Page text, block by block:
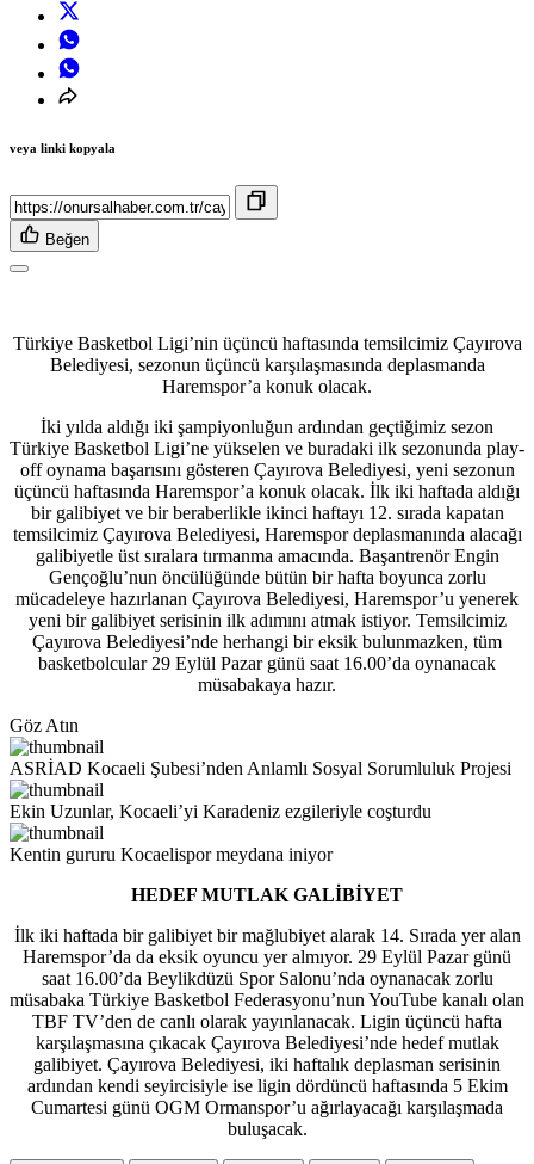
veya linki kopyala
Beğen
Türkiye Basketbol Ligi’nin üçüncü haftasında temsilcimiz Çayırova
Belediyesi, sezonun üçüncü karşılaşmasında deplasmanda
Haremspor’a konuk olacak.
İki yılda aldığı iki şampiyonluğun ardından geçtiğimiz sezon
Türkiye Basketbol Ligi’ne yükselen ve buradaki ilk sezonunda play-
off oynama başarısını gösteren Çayırova Belediyesi, yeni sezonun
üçüncü haftasında Haremspor’a konuk olacak. İlk iki haftada aldığı
bir galibiyet ve bir beraberlikle ikinci haftayı 12. sırada kapatan
temsilcimiz Çayırova Belediyesi, Haremspor deplasmanında alacağı
galibiyetle üst sıralara tırmanma amacında. Başantrenör Engin
Gençoğlu’nun öncülüğünde bütün bir hafta boyunca zorlu
mücadeleye hazırlanan Çayırova Belediyesi, Haremspor’u yenerek
yeni bir galibiyet serisinin ilk adımını atmak istiyor. Temsilcimiz
Çayırova Belediyesi’nde herhangi bir eksik bulunmazken, tüm
basketbolcular 29 Eylül Pazar günü saat 16.00’da oynanacak
müsabakaya hazır.
Göz Atın
ASRİAD Kocaeli Şubesi’nden Anlamlı Sosyal Sorumluluk Projesi
Ekin Uzunlar, Kocaeli’yi Karadeniz ezgileriyle coşturdu
Kentin gururu Kocaelispor meydana iniyor
HEDEF MUTLAK GALİBİYET
İlk iki haftada bir galibiyet bir mağlubiyet alarak 14. Sırada yer alan
Haremspor’da da eksik oyuncu yer almıyor. 29 Eylül Pazar günü
saat 16.00’da Beylikdüzü Spor Salonu’nda oynanacak zorlu
müsabaka Türkiye Basketbol Federasyonu’nun YouTube kanalı olan
TBF TV’den de canlı olarak yayınlanacak. Ligin üçüncü hafta
karşılaşmasına çıkacak Çayırova Belediyesi’nde hedef mutlak
galibiyet. Çayırova Belediyesi, iki haftalık deplasman serisinin
ardından kendi seyircisiyle ise ligin dördüncü haftasında 5 Ekim
Cumartesi günü OGM Ormanspor’u ağırlayacağı karşılaşmada
buluşacak.